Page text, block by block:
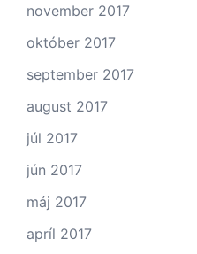
november 2017
október 2017
september 2017
august 2017
júl 2017
jún 2017
máj 2017
apríl 2017